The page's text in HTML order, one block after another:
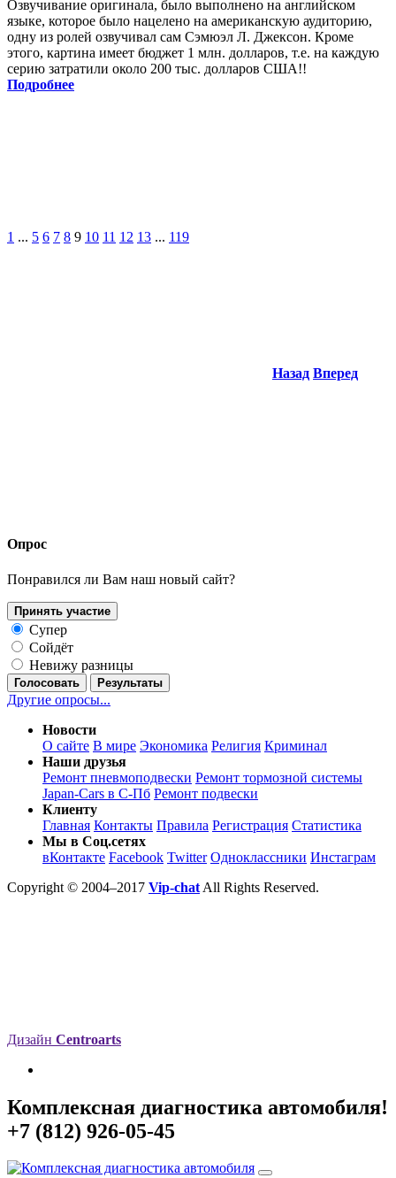
Озвучивание оригинала, было выполнено на английском
языке, которое было нацелено на американскую аудиторию,
одну из ролей озвучивал сам Сэмюэл Л. Джексон. Кроме
этого, картина имеет бюджет 1 млн. долларов, т.е. на каждую
серию затратили около 200 тыс. долларов США!!
Подробнее
1 ... 5 6 7 8 9 10 11 12 13 ... 119
Назад Вперед
Опрос
Понравился ли Вам наш новый сайт?
Принять участие
Супер
Сойдёт
Невижу разницы
Голосовать Результаты
Другие опросы...
Новости
О сайте В мире Экономика Религия Криминал
Наши друзья
Ремонт пневмоподвески Ремонт тормозной системы
Japan-Cars в С-Пб Ремонт подвески
Клиенту
Главная Контакты Правила Регистрация Статистика
Мы в Соц.сетях
вКонтакте Facebook Twitter Одноклассники Инстаграм
Copyright © 2004–2017 Vip-chat All Rights Reserved.
Дизайн Centroarts
Комплексная диагностика автомобиля!
+7 (812) 926-05-45